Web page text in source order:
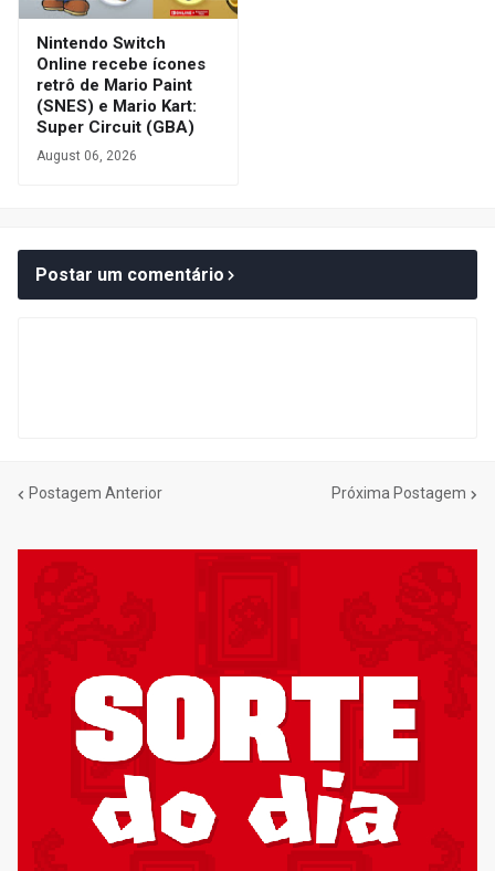
Nintendo Switch
Online recebe ícones
retrô de Mario Paint
(SNES) e Mario Kart:
Super Circuit (GBA)
August 06, 2026
Postar um comentário
Postagem Anterior Próxima Postagem